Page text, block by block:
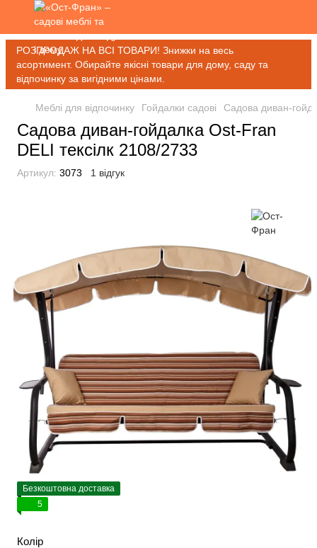
РОЗПРОДАЖ НА ВСІ ТОВАРИ! Знижки на весь
асортимент. Обирайте якісні товари для дому, саду та
відпочинку за вигідними цінами.
Меблі для відпочинку Гойдалки садові Садова диван-
Садова диван-гойдалка Ost-Fran
DELI тексілк 2108/2733
Артикул: 3073 1 відгук
Безкоштовна доставка
5
Колір